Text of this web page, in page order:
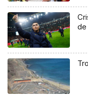
de